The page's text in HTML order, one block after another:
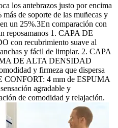
los antebrazos justo por encima
de soporte de las muñecas y
un 25%.3En comparación con
reposamanos 1. CAPA DE
con recubrimiento suave al
y fácil de limpiar. 2. CAPA
DE ALTA DENSIDAD
y firmeza que dispersa
CONFORT: 4 mm de ESPUMA
agradable y
de comodidad y relajación.